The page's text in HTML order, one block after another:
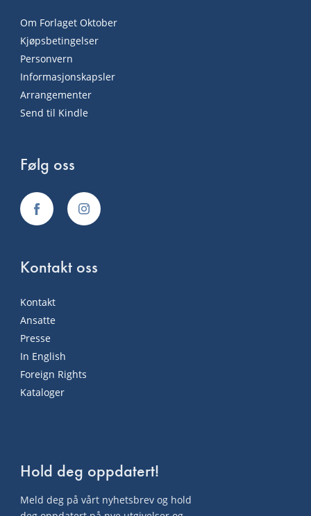
Om Forlaget Oktober
Kjøpsbetingelser
Personvern
Informasjonskapsler
Arrangementer
Send til Kindle
Følg oss
Kontakt oss
Kontakt
Ansatte
Presse
In English
Foreign Rights
Kataloger
Hold deg oppdatert!
Meld deg på vårt nyhetsbrev og hold